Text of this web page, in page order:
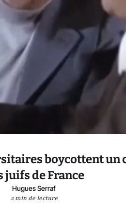
boycottent
juifs de France
Hugues Serraf
2 min de lecture